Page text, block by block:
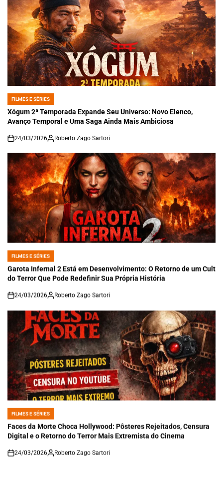
POSTED
IN
FILMES E SÉRIES
Xógum 2ª Temporada Expande Seu Universo: Novo Elenco,
Avanço Temporal e Uma Saga Ainda Mais Ambiciosa
on
24/03/2026 Roberto Zago Sartori
POSTED
IN
FILMES E SÉRIES
Garota Infernal 2 Está em Desenvolvimento: O Retorno de um Cult
do Terror Que Pode Redefinir Sua Própria História
on
24/03/2026 Roberto Zago Sartori
POSTED
IN
FILMES E SÉRIES
Faces da Morte Choca Hollywood: Pôsteres Rejeitados, Censura
Digital e o Retorno do Terror Mais Extremista do Cinema
on
24/03/2026 Roberto Zago Sartori